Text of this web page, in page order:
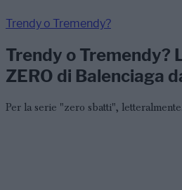
Trendy o Tremendy?
Trendy o Tremendy?
ZERO di Balenciaga
Per la serie "zero sbatti", letteralmente.